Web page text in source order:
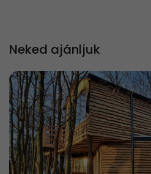
Neked ajánljuk